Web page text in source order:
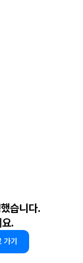
습니다.
.
가기